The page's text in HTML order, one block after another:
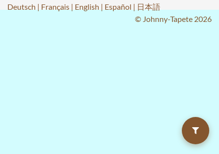
Deutsch | Français | English | Español | 日本語
© Johnny-Tapete 2026